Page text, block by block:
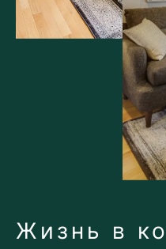
Жизнь в